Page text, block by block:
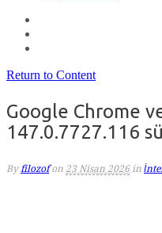
Return to Content
Google Chrome
147.0.7727.116
By filozof on 23 Nisan 2026 in